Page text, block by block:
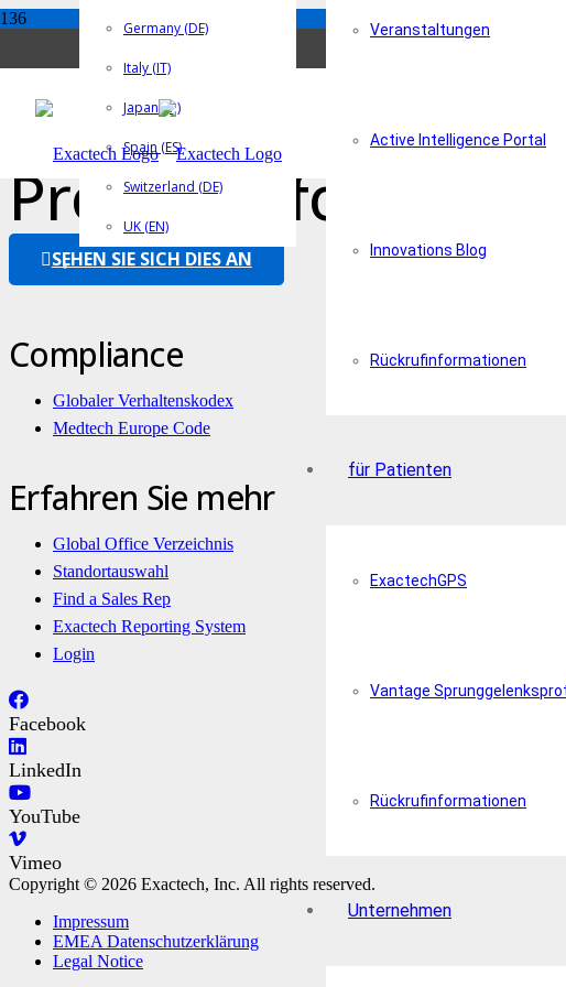
Germany (DE)
Italy (IT)
Japan (JP)
Spain (ES)
Switzerland (DE)
UK (EN)
Veranstaltungen
Active Intelligence Portal
Innovations Blog
Rückrufinformationen
für Patienten
ExactechGPS
Vantage
Rückrufinformationen
Unternehmen
Equinoxe
Produktinformation
SEHEN SIE SICH DIES AN
Compliance
Globaler Verhaltenskodex
Medtech Europe Code
Erfahren Sie mehr
Global Office Verzeichnis
Standortauswahl
Find a Sales Rep
Exactech Reporting System
Login
Facebook
LinkedIn
YouTube
Vimeo
Copyright © 2026 Exactech, Inc. All rights reserved.
Impressum
EMEA Datenschutzerklärung
Legal Notice